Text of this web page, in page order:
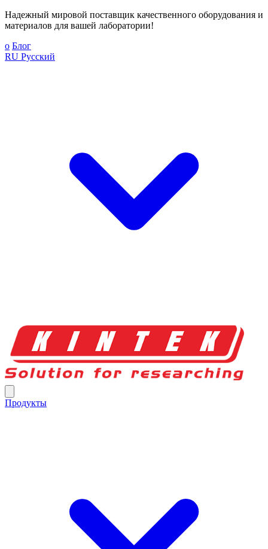
Надежный мировой поставщик качественного оборудования и
материалов для вашей лаборатории!
о Блог
RU Русский
Продукты